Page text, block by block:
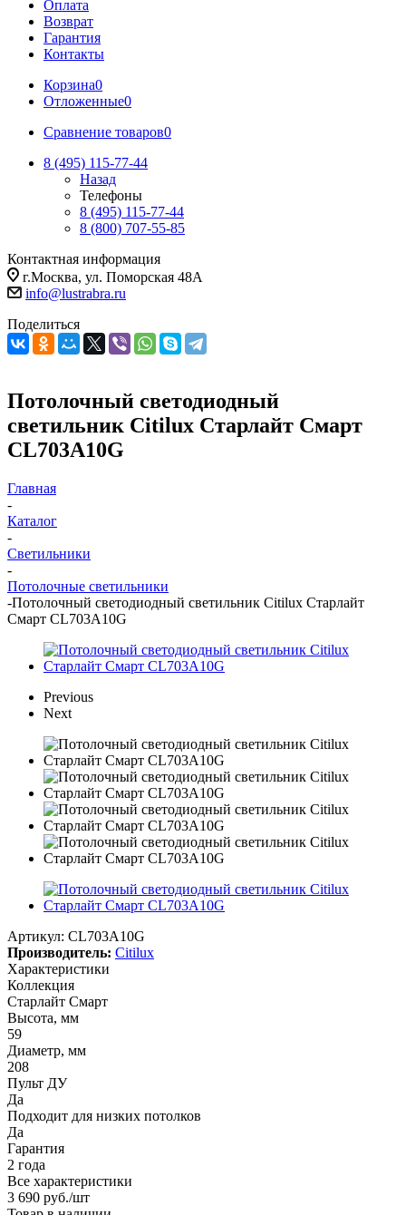
Оплата
Возврат
Гарантия
Контакты
Корзина0
Отложенные0
Сравнение товаров0
8 (495) 115-77-44
Назад
Телефоны
8 (495) 115-77-44
8 (800) 707-55-85
Контактная информация
г.Москва, ул. Поморская 48А
info@lustrabra.ru
Поделиться
Потолочный светодиодный
светильник Citilux Старлайт Смарт
CL703A10G
Главная
-
Каталог
-
Светильники
-
Потолочные светильники
-Потолочный светодиодный светильник Citilux Старлайт
Смарт CL703A10G
Previous
Next
Артикул: CL703A10G
Производитель: Citilux
Характеристики
Коллекция
Старлайт Смарт
Высота, мм
59
Диаметр, мм
208
Пульт ДУ
Да
Подходит для низких потолков
Да
Гарантия
2 года
Все характеристики
3 690 руб./шт